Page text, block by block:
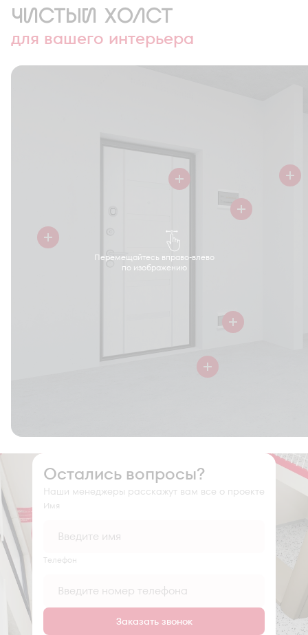
ЧИСТЫЙ ХОЛСТ
для вашего интерьера
Перемещайтесь вправо-влево
по изображению
Остались вопросы?
Наши менеджеры расскажут вам все о проекте
Имя
Tелефон
Заказать звонок